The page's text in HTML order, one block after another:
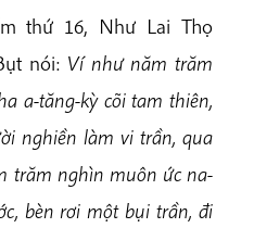
thứ 16, Như Lai Thọ
nói: Ví như năm trăm
a-tăng-kỳ cõi tam thiên,
nghiền làm vi trần, qua
trăm nghìn muôn ức na-
bèn rơi một bụi trần, đi